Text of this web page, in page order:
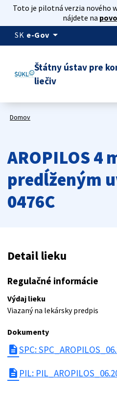
Toto je pilotná verzia nového
nájdete na
SK e-Gov arrow_drop_down
Štátny ústav pre
liečiv
Domov
AROPILOS 4
predĺženým
0476C
Detail lieku
Regulačné informácie
Výdaj lieku
Viazaný na lekársky predpis
Dokumenty
descriptionSPC:
description PIL: